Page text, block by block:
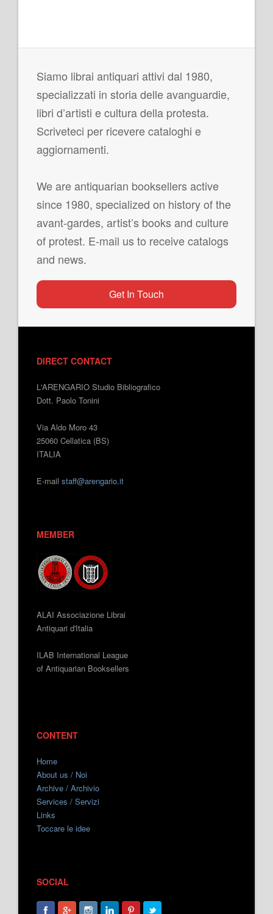
Siamo librai antiquari attivi dal 1980,
specializzati in storia delle avanguardie,
libri d’artisti e cultura della protesta.
Scriveteci per ricevere cataloghi e
aggiornamenti.
We are antiquarian booksellers active
since 1980, specialized on history of the
avant-gardes, artist’s books and culture
of protest. E-mail us to receive catalogs
and news.
Get In Touch
DIRECT CONTACT
L'ARENGARIO Studio Bibliografico
Dott. Paolo Tonini
Via Aldo Moro 43
25060 Cellatica (BS)
ITALIA
E-mail staff@arengario.it
MEMBER
ALAI Associazione Librai
Antiquari d'Italia
ILAB International League
of Antiquarian Booksellers
CONTENT
Home
About us / Noi
Archive / Archivio
Services / Servizi
Links
Toccare le idee
SOCIAL